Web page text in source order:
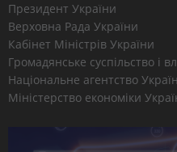
Президент України
Верховна Рада України
Кабінет Міністрів України
Громадянське суспільство і
Національне агентство
Міністерство економіки